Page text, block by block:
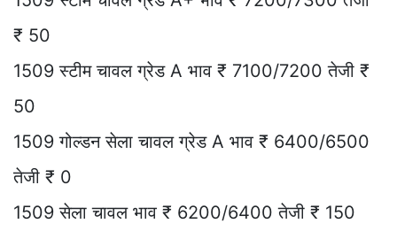
₹ 50
1509 स्टीम चावल ग्रेड A भाव ₹ 7100/7200 तेजी ₹
50
1509 गोल्डन सेला चावल ग्रेड A भाव ₹ 6400/6500
तेजी ₹ 0
1509 सेला चावल भाव ₹ 6200/6400 तेजी ₹ 150